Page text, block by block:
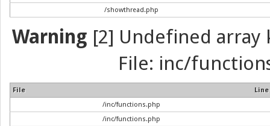
/showthread.php
Warning [2] Undefined array
File: inc/
File
Line
/inc/functions.php
/inc/functions.php